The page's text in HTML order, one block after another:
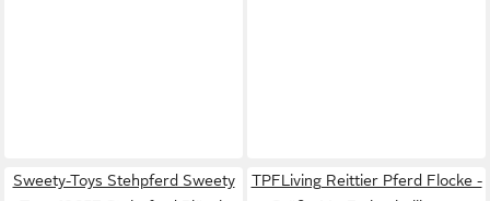
Sweety-Toys Stehpferd Sweety
TPFLiving Reittier Pferd Flocke -